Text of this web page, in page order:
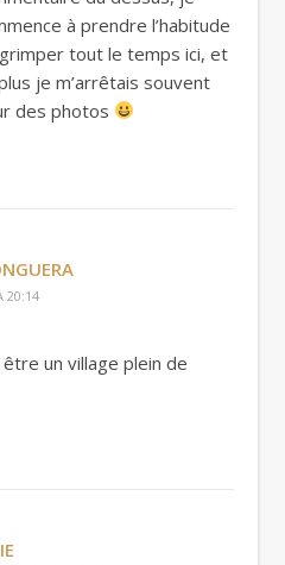
à prendre l’habitude
tout le temps ici, et
je m’arrêtais souvent
des photos
20:14
un village plein de